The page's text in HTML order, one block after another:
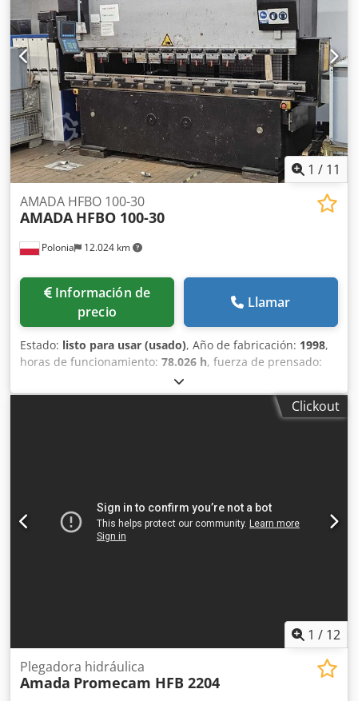
1 / 11
Polonia 12.024 km
AMADA HFBO 100-30
AMADA HFBO 100-30
Información de
precio
Llamar
Estado: listo para usar (usado), Año de fabricación: 1998,
horas de funcionamiento: 78.026 h, fuerza de prensado:
, número de ejes:
plegadora AMADA HFBO 100-30 de 8 ejes se fabricó en
1998. Cuenta con una fuerza máxima de prensado de 1000
prensa plegadora AMADA HFBO 100-30 que tenemos a la
venta. Póngase en contacto con nosotros para obtener más
detalles. • Distancia entre bastidores: 2700 mm Cedpfxjzl
Clickout
1 / 12
Plegadora hidráulica
Amada Promecam HFB 2204